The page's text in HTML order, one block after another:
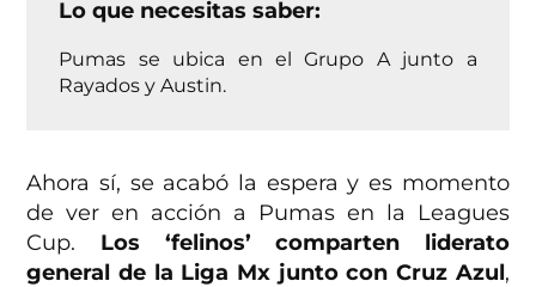
Lo que necesitas saber:
Pumas se ubica en el Grupo A junto a
Rayados y Austin.
Ahora sí, se acabó la espera y es momento
de ver en acción a Pumas en la Leagues
Cup. Los ‘felinos’ comparten liderato
general de la Liga Mx junto con Cruz Azul,